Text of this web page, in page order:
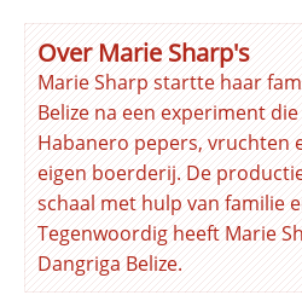
Over Marie Sharp's
Marie Sharp startte haar
Belize na een experiment
Habanero pepers, vruchten
eigen boerderij. De
schaal met hulp van familie
Tegenwoordig heeft Marie
Dangriga Belize.